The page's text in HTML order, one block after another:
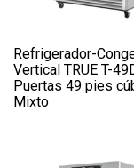
Refrigerador-
Vertical TRUE T-
Puertas 49 pies
Mixto